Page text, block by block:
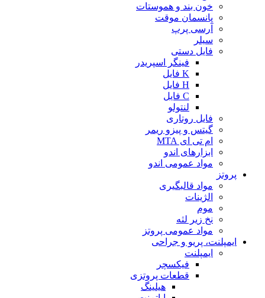
خون بند و هموستات
پانسمان موقت
آرسی پرپ
سیلر
فایل دستی
فینگر اسپریدر
K فایل
H فایل
C فایل
لنتولو
فایل روتاری
گیتس و پیزو ریمر
ام تی ای MTA
ابزارهای اندو
مواد عمومی اندو
پروتز
مواد قالبگیری
الژینات
موم
نخ زیر لثه
مواد عمومی پروتز
ایمپلنت، پریو و جراحی
ایمپلنت
فیکسچر
قطعات پروتزی
هیلینگ